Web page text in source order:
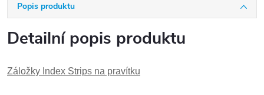
Popis produktu
Detailní popis produktu
Záložky Index Strips na pravítku